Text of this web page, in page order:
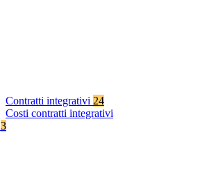
Contratti integrativi 24
Costi contratti integrativi
3